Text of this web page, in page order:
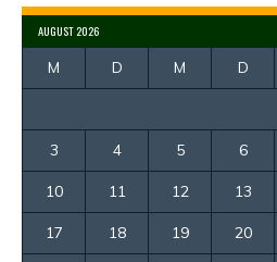
AUGUST 2026
M D M D
3 4 5 6
10 11 12 13
17 18 19 20